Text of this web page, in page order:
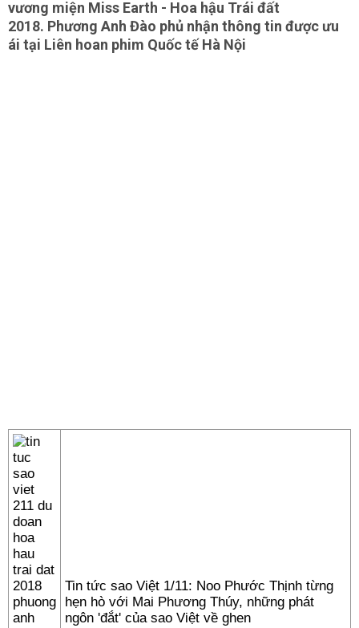
vương miện Miss Earth - Hoa hậu Trái đất
2018. Phương Anh Đào phủ nhận thông tin được ưu
ái tại Liên hoan phim Quốc tế Hà Nội
Tin tức sao Việt 1/11: Noo Phước Thịnh từng
hẹn hò với Mai Phương Thúy, những phát
ngôn 'đắt' của sao Việt về ghen